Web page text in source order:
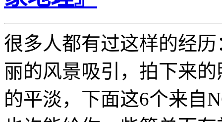
很多人都有过这样的经
丽的风景吸引，拍下来
的平淡，下面这6个来自